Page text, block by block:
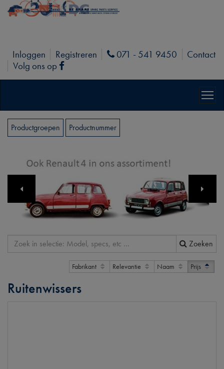
Inloggen Registreren Phone
071 - 541 9450
Contact
Volg ons op
Facebook
Productgroepen Productnummer
Zoeken
Fabrikant Relevantie Naam Prijs
Ruitenwissers